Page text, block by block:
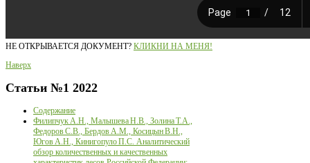
НЕ ОТКРЫВАЕТСЯ ДОКУМЕНТ? КЛИКНИ НА МЕНЯ!
Наверх
Статьи №1 2022
Содержание
Филипчук А.Н., Малышева Н.В., Золина Т.А.,
Федоров С.В., Бердов А.М., Косицын В.Н.,
Югов А.Н., Кинигопуло П.С. Аналитический
обзор количественных и качественных